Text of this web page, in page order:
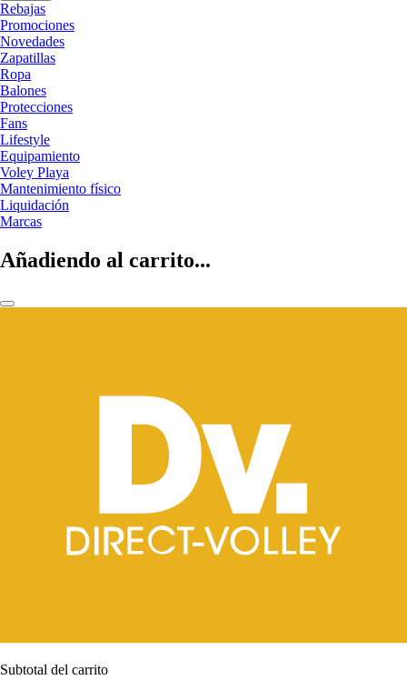
Rebajas
Promociones
Novedades
Zapatillas
Ropa
Balones
Protecciones
Fans
Lifestyle
Equipamiento
Voley Playa
Mantenimiento físico
Liquidación
Marcas
Añadiendo al carrito...
Subtotal del carrito